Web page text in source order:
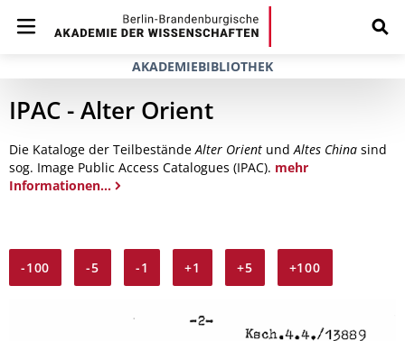
AKADEMIEBIBLIOTHEK
IPAC - Alter Orient
Die Kataloge der TeilbeständeAlter Orient undAltes China sind
sog. Image Public Access Catalogues (IPAC). mehr
Informationen...
-100 -5 -1 +1 +5 +100